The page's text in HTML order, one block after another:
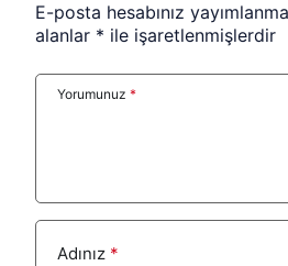
E-posta hesabınız
alanlar * ile işaretlenmişlerdir
Yorumunuz *
Adınız *